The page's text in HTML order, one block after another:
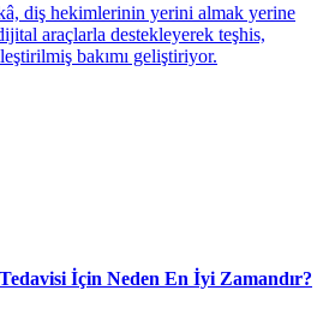
diş hekimlerinin yerini almak yerine
araçlarla destekleyerek teşhis,
bakımı geliştiriyor.
İçin Neden En İyi Zamandır?